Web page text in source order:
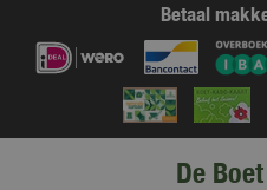
Betaal
De